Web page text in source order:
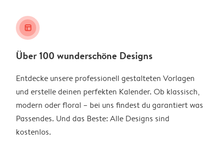
layout_alt
Über 100 wunderschöne Designs
Entdecke unsere professionell gestalteten Vorlagen
und erstelle deinen perfekten Kalender. Ob klassisch,
modern oder floral – bei uns findest du garantiert was
Passendes. Und das Beste: Alle Designs sind
kostenlos.